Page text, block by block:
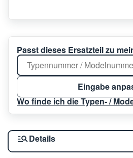
Passt dieses Ersatzteil zu
Eingabe
Wo finde ich die Typen- /
Details